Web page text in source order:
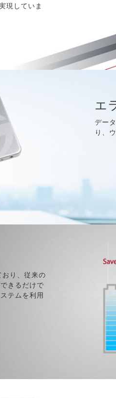
現していま
エ
デー
り、
り、従来の
きるだけで
テムを利用